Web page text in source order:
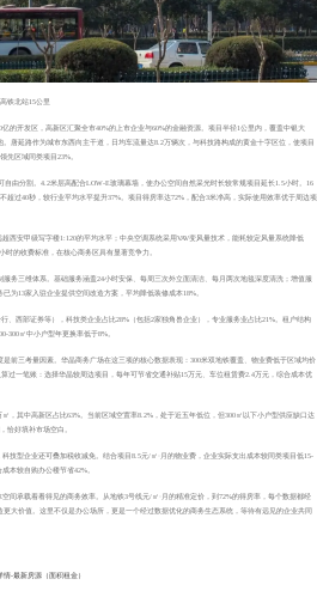
铁北站15公里
开发区，高新区汇聚全市40%的上市企业与60%的金融资源。项目半径1公里内，覆盖中银大
唐延路作为城市东西向主干道，日均车流量达8.2万辆次，与科技路构成的黄金十字区位，使项目
先区域同类项目23%。
由分割。4.2米层高配合LOW-E玻璃幕墙，使办公空间自然采光时长较常规项目延长1.5小时。16
过40秒，较行业平均水平提升37%。项目得房率达72%，配合3米净高，实际使用效率优于周边项
安甲级写字楼1:120的平均水平；中央空调系统采用VAV变风量技术，能耗较定风量系统降低
时的收费标准，在核心商务区具有显著竞争力。
三维体系。基础服务涵盖24小时安保、每周三次外立面清洁、每月两次地毯深度清洗；增值服
为13家入驻企业提供空间改造方案，平均降低装修成本18%。
西部证券等），科技类企业占比28%（包括2家独角兽企业），专业服务业占比21%。租户结构
300㎡中小户型年更换率低于8%。
三考量因素。华晶商务广场在这三项的核心数据表现：300米双地铁覆盖、物业费低于区域均价
过一笔账：选择华晶较周边项目，每年可节省交通补贴15万元、车位租赁费2.4万元，综合成本优
其中高新区占比63%。当前区域空置率8.2%，处于近五年低位，但300㎡以下小户型供应缺口达
恰好填补市场空白。
型企业还可叠加税收减免。结合项目8.5元/㎡·月的物业费，企业实际支出成本较同类项目低15-
本较自购办公楼节省42%。
承载着看得见的商务效率。从地铁3号线元/㎡·月的精准定价，到72%的得房率，每个数据都经
大价值。这里不仅是办公场所，更是一个经过数据优化的商务生态系统，等待有远见的企业共同
-最新房源（面积租金）